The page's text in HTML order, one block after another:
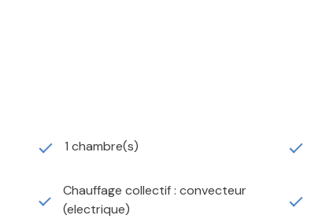
1 chambre(s)
Chauffage collectif : convecteur
(electrique)